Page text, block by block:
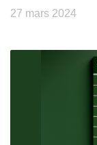
27 mars 2024